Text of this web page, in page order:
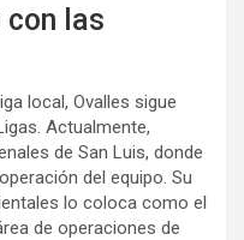
con las
local, Ovalles sigue
Actualmente,
de San Luis, donde
del equipo. Su
lo coloca como el
de operaciones de